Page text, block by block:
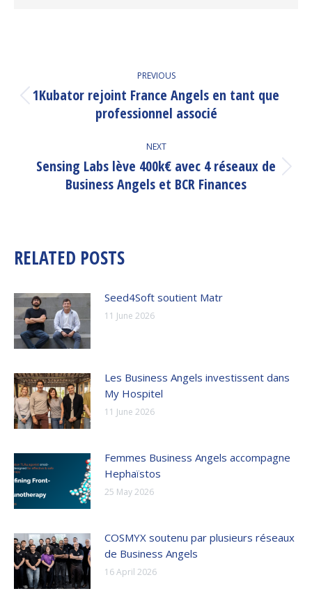
NAVIGATION
PREVIOUS
Previous
post:
1Kubator rejoint France Angels en tant que
professionnel associé
NEXT
Next
post:
Sensing Labs lève 400k€ avec 4 réseaux de
Business Angels et BCR Finances
RELATED POSTS
Seed4Soft soutient Matr
11 June 2026
Les Business Angels investissent dans
My Hospitel
11 June 2026
Femmes Business Angels accompagne
Hephaïstos
25 May 2026
COSMYX soutenu par plusieurs réseaux
de Business Angels
16 April 2026